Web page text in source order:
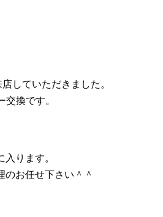
していただきました。
換です。
ります。
のお任せ下さい＾＾